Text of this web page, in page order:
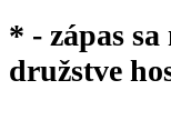
* - zápas
družstve